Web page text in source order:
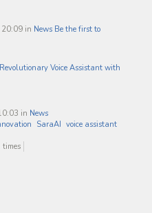
20:09 in News Be the first to
Voice Assistant with
in News
SaraAI voice assistant
times